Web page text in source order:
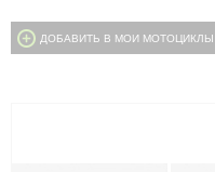
ДОБАВИТЬ В МОИ МОТОЦИКЛЫ